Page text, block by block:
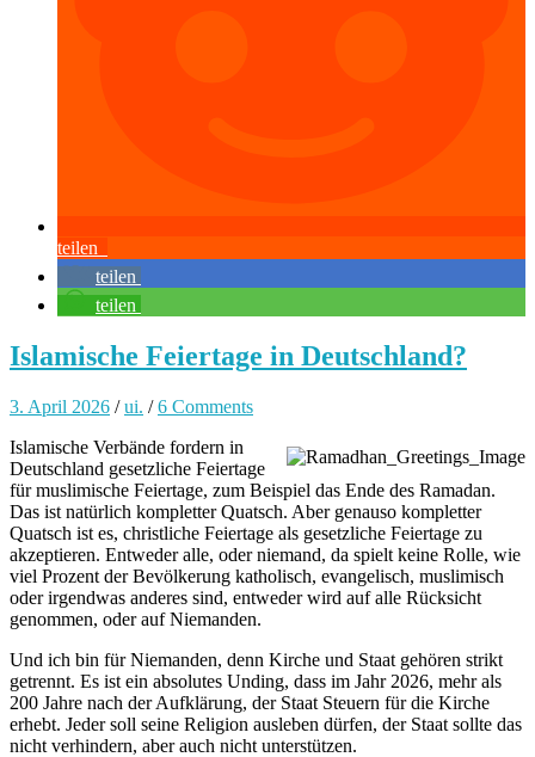
teilen
teilen
teilen
Islamische Feiertage in Deutschland?
3. April 2026 /ui. /6 Comments
Islamische Verbände fordern in
Deutschland gesetzliche Feiertage
für muslimische Feiertage, zum Beispiel das Ende des Ramadan.
Das ist natürlich kompletter Quatsch. Aber genauso kompletter
Quatsch ist es, christliche Feiertage als gesetzliche Feiertage zu
akzeptieren. Entweder alle, oder niemand, da spielt keine Rolle, wie
viel Prozent der Bevölkerung katholisch, evangelisch, muslimisch
oder irgendwas anderes sind, entweder wird auf alle Rücksicht
genommen, oder auf Niemanden.
Und ich bin für Niemanden, denn Kirche und Staat gehören strikt
getrennt. Es ist ein absolutes Unding, dass im Jahr 2026, mehr als
200 Jahre nach der Aufklärung, der Staat Steuern für die Kirche
erhebt. Jeder soll seine Religion ausleben dürfen, der Staat sollte das
nicht verhindern, aber auch nicht unterstützen.